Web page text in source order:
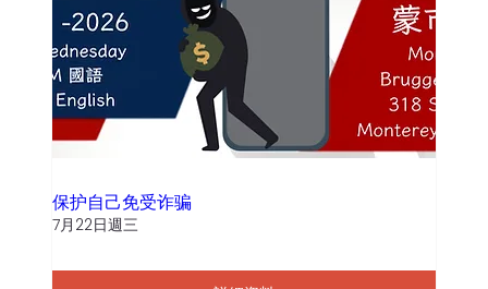
保护自己免受诈骗
7月22日週三